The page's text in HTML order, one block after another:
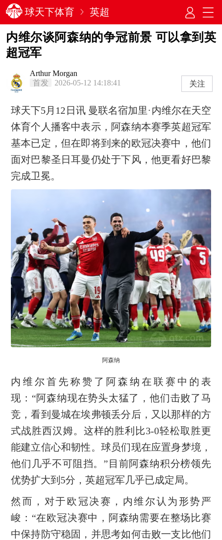
球天下体育 英超
内维尔谈阿森纳的争冠前景 可以拿到英
超冠军
Arthur Morgan
首发
2026-05-12 14:18:41 关注
球天下5月12日讯 曼联名宿加里·内维尔在天空
体育个人播客中表示，阿森纳本赛季英超冠军
基本已定，但在即将到来的欧冠决赛中，他们
面对巴黎圣日耳曼仍处于下风，他更看好巴黎
完成卫冕。
阿森纳
内维尔首先称赞了阿森纳在联赛中的表
现：“阿森纳现在势头太猛了，他们击败了马
竞，看到曼城在埃弗顿丢分后，又以那样的方
式战胜西汉姆。这样的胜利比3-0轻松取胜更
能建立信心和韧性。球员们现在应置身梦境，
他们几乎不可阻挡。”目前阿森纳积分榜领先
优势扩大到5分，英超冠军几乎已成定局。
然而，对于欧冠决赛，内维尔认为形势严
峻：“在欧冠决赛中，阿森纳需要在整场比赛
中保持防守稳固，并思考如何击败一支比他们